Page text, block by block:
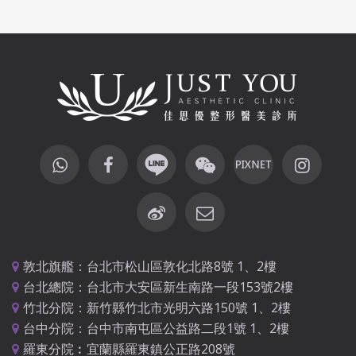
敦北旗艦：台北市松山區敦化北路8號 1、2樓
台北總院：台北市大安區新生南路一段153號2樓
竹北分院：新竹縣竹北市光明六路150號 1、2樓
台中分院：台中市南屯區公益路二段1號 1、2樓
羅東分院︰宜蘭縣羅東鎮公正路208號